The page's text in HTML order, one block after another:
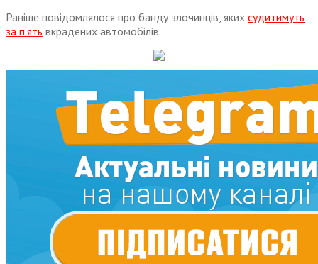
Раніше повідомлялося про банду злочинців, яких судитимуть
за п’ять вкрадених автомобілів.